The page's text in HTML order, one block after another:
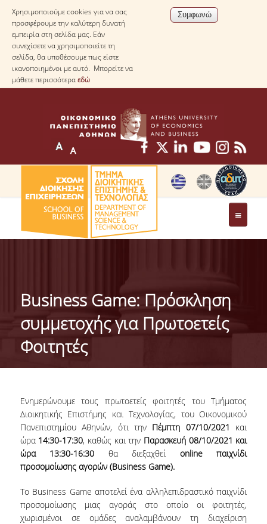
Χρησιμοποιούμε cookies για να σας
προσφέρουμε την καλύτερη δυνατή
εμπειρία στη σελίδα μας. Εάν
συνεχίσετε να χρησιμοποιείτε τη
σελίδα, θα υποθέσουμε πως είστε
ικανοποιημένοι με αυτό. Μπορείτε να
μάθετε περισσότεραεδώ
ΤΟ ΤΜΗΜΑ
ΤΑΥΤΟΤΗΤΑ ΤΟΥ ΤΜΗΜΑΤΟΣ
ΑΠΟΣΤΟΛΗ ΤΟΥ ΤΜΗΜΑΤΟΣ
ΔΙΟΙΚΗΣΗ ΤΟΥ ΤΜΗΜΑΤΟΣ
TESTIMONIALS ΔΙΑΚΡΙΣΕΩΝ
ΕΠΑΓΓΕΛΜΑΤΙΚΕΣ ΠΡΟΟΠΤΙΚΕΣ
ΓΙΑ ΜΑΘΗΤΕΣ ΛΥΚΕΙΟΥ
ΚΡΙΤΗΡΙΑ ΚΑΙ ΔΙΑΔΙΚΑΣΙΑ ΕΠΙΛΟΓΗΣ
Business Game: Πρόσκληση
συμμετοχής για Πρωτοετείς
Φοιτητές
Ενημερώνουμε τους πρωτοετείς φοιτητές του Τμήματος
Διοικητικής Επιστήμης και Τεχνολογίας, του Οικονομικού
Πανεπιστημίου Αθηνών, ότι την Πέμπτη 07/10/2021
και
ώρα 14:30-17:30, καθώς και την Παρασκευή 08/10/2021 και
ώρα 13:30-16:30 θα διεξαχθεί online παιχνίδι
προσομοίωσης αγορών (Business Game).
Το Business Game αποτελεί ένα αλληλεπιδραστικό παιχνίδι
προσομοίωσης μιας αγοράς στο οποίο οι φοιτητές,
χωρισμένοι σε ομάδες αναλαμβάνουν τη διαχείριση